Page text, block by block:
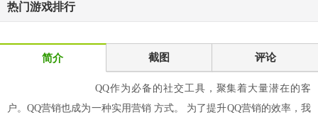
热门游戏排行
简介 截图 评论
QQ作为必备的社交工具，聚集着大量潜在的客
户。QQ营销也成为一种实用营销 方式。 为了提升QQ营销的效率，我